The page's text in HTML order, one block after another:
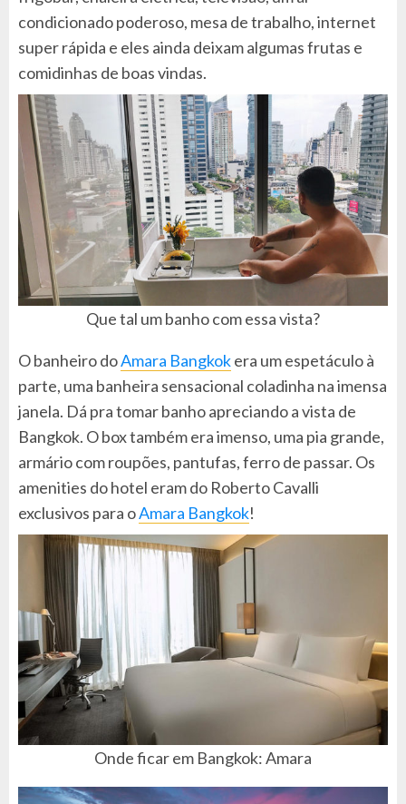
condicionado poderoso, mesa de trabalho, internet
super rápida e eles ainda deixam algumas frutas e
comidinhas de boas vindas.
Que tal um banho com essa vista?
O banheiro doAmara Bangkokera um espetáculo à
parte, uma banheira sensacional coladinha na imensa
janela. Dá pra tomar banho apreciando a vista de
Bangkok. O box também era imenso, uma pia grande,
armário com roupões, pantufas, ferro de passar. Os
amenities do hotel eram do Roberto Cavalli
exclusivos para oAmara Bangkok!
Onde ficar em Bangkok: Amara